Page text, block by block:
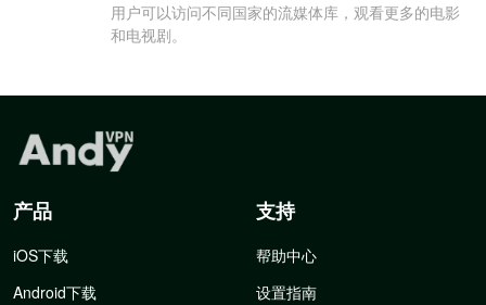
用户可以访问不同国家的流媒体库，观看更多的电影
和电视剧。
产品
iOS下载
Android下载
支持
帮助中心
设置指南